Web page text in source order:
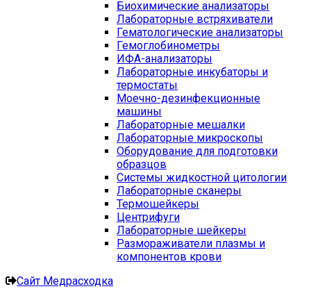
Биохимические анализаторы
Лабораторные встряхиватели
Гематологические анализаторы
Гемоглобинометры
ИФА-анализаторы
Лабораторные инкубаторы и
термостаты
Моечно-дезинфекционные
машины
Лабораторные мешалки
Лабораторные микроскопы
Оборудование для подготовки
образцов
Системы жидкостной цитологии
Лабораторные сканеры
Термошейкеры
Центрифуги
Лабораторные шейкеры
Размораживатели плазмы и
компонентов крови
Сайт Медрасходка